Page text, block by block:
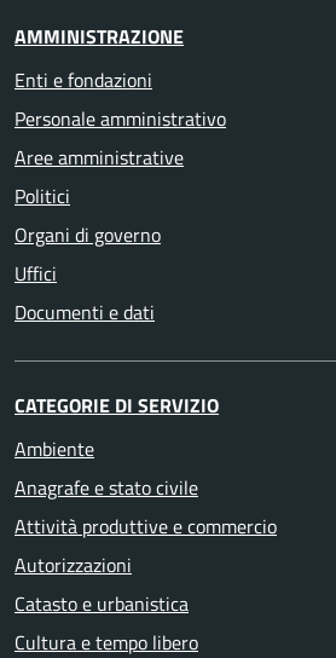
AMMINISTRAZIONE
Enti e fondazioni
Personale amministrativo
Aree amministrative
Politici
Organi di governo
Uffici
Documenti e dati
CATEGORIE DI SERVIZIO
Ambiente
Anagrafe e stato civile
Attività produttive e commercio
Autorizzazioni
Catasto e urbanistica
Cultura e tempo libero